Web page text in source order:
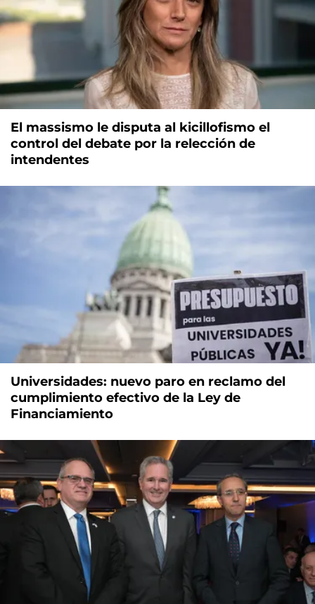
El massismo le disputa al kicillofismo el
control del debate por la relección de
intendentes
Universidades: nuevo paro en reclamo del
cumplimiento efectivo de la Ley de
Financiamiento